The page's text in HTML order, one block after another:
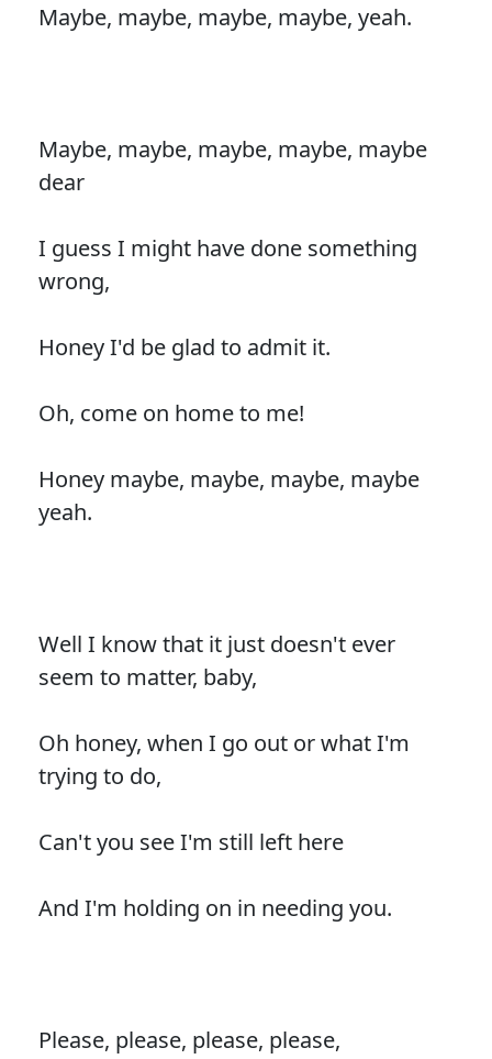
Maybe, maybe, maybe, maybe, yeah.
Maybe, maybe, maybe, maybe, maybe
dear
I guess I might have done something
wrong,
Honey I'd be glad to admit it.
Oh, come on home to me!
Honey maybe, maybe, maybe, maybe
yeah.
Well I know that it just doesn't ever
seem to matter, baby,
Oh honey, when I go out or what I'm
trying to do,
Can't you see I'm still left here
And I'm holding on in needing you.
Please, please, please, please,